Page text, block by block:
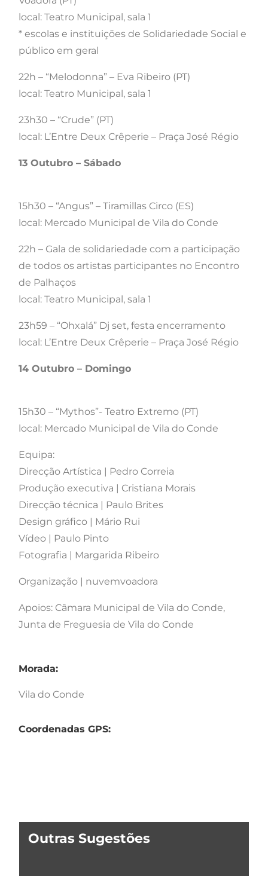
local: Teatro Municipal, sala 1
* escolas e instituições de Solidariedade Social e
público em geral
22h – “Melodonna” – Eva Ribeiro (PT)
local: Teatro Municipal, sala 1
23h30 – “Crude” (PT)
local: L’Entre Deux Crêperie – Praça José Régio
13 Outubro – Sábado
15h30 – “Angus” – Tiramillas Circo (ES)
local: Mercado Municipal de Vila do Conde
22h – Gala de solidariedade com a participação
de todos os artistas participantes no Encontro
de Palhaços
local: Teatro Municipal, sala 1
23h59 – “Ohxalá” Dj set, festa encerramento
local: L’Entre Deux Crêperie – Praça José Régio
14 Outubro – Domingo
15h30 – “Mythos”- Teatro Extremo (PT)
local: Mercado Municipal de Vila do Conde
Equipa:
Direcção Artística | Pedro Correia
Produção executiva | Cristiana Morais
Direcção técnica | Paulo Brites
Design gráfico | Mário Rui
Vídeo | Paulo Pinto
Fotografia | Margarida Ribeiro
Organização | nuvemvoadora
Apoios: Câmara Municipal de Vila do Conde,
Junta de Freguesia de Vila do Conde
Morada:
Vila do Conde
Coordenadas GPS:
Outras Sugestões